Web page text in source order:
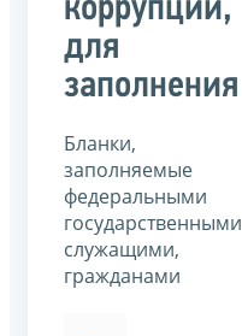
коррупции,
для
заполнения
Бланки,
заполняемые
федеральными
государственными
служащими,
гражданами